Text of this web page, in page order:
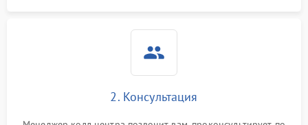
2. Консультация